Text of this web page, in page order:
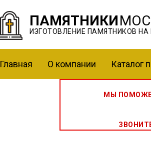
ПАМЯТНИКИ
ИЗГОТОВЛЕНИЕ ПАМЯТНИКОВ
Главная О компании Каталог
МЫ